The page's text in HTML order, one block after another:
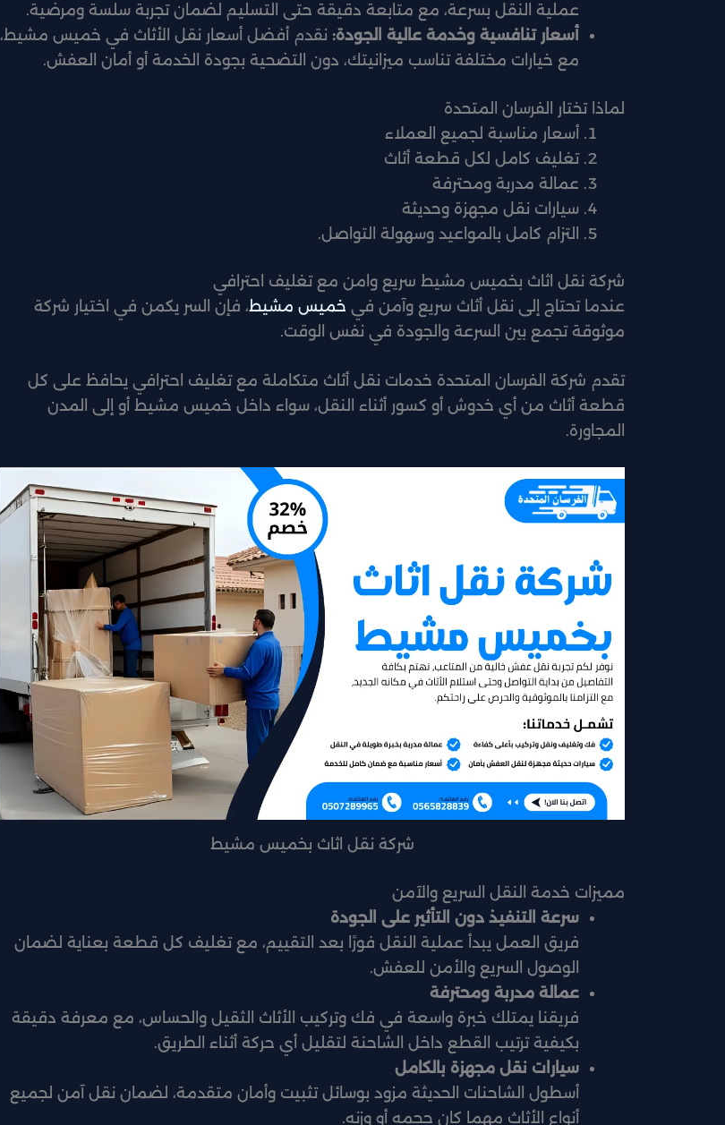
عملية النقل بسرعة، مع متابعة دقيقة حتى التسليم لضمان تجربة سلسة ومرضية.
أسعار تنافسية وخدمة عالية الجودة: نقدم أفضل أسعار نقل الأثاث في خميس مشيط،
مع خيارات مختلفة تناسب ميزانيتك، دون التضحية بجودة الخدمة أو أمان العفش.
لماذا تختار الفرسان المتحدة
أسعار مناسبة لجميع العملاء
تغليف كامل لكل قطعة أثاث
عمالة مدربة ومحترفة
سيارات نقل مجهزة وحديثة
التزام كامل بالمواعيد وسهولة التواصل.
شركة نقل اثاث بخميس مشيط سريع وامن مع تغليف احترافي
عندما تحتاج إلى نقل أثاث سريع وآمن في خميس مشيط، فإن السر يكمن في اختيار شركة
موثوقة تجمع بين السرعة والجودة في نفس الوقت.
تقدم شركة الفرسان المتحدة خدمات نقل أثاث متكاملة مع تغليف احترافي يحافظ على كل
قطعة أثاث من أي خدوش أو كسور أثناء النقل، سواء داخل خميس مشيط أو إلى المدن
المجاورة.
شركة نقل اثاث بخميس مشيط
مميزات خدمة النقل السريع والآمن
سرعة التنفيذ دون التأثير على الجودة
فريق العمل يبدأ عملية النقل فورًا بعد التقييم، مع تغليف كل قطعة بعناية لضمان
الوصول السريع والأمن للعفش.
عمالة مدربة ومحترفة
فريقنا يمتلك خبرة واسعة في فك وتركيب الأثاث الثقيل والحساس، مع معرفة دقيقة
بكيفية ترتيب القطع داخل الشاحنة لتقليل أي حركة أثناء الطريق.
سيارات نقل مجهزة بالكامل
أسطول الشاحنات الحديثة مزود بوسائل تثبيت وأمان متقدمة، لضمان نقل آمن لجميع
أنواع الأثاث مهما كان حجمه أو وزنه.